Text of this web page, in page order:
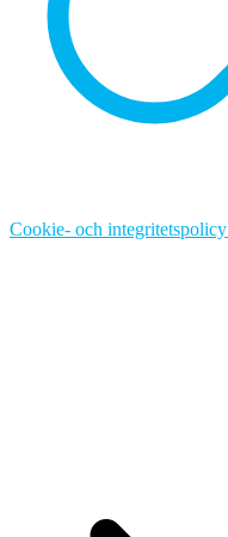
Cookie- och integritetspolicy